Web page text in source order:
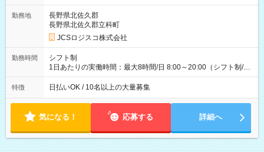
ど！ ・主要都市エリア 月収55万円／週5日稼働 月収65万~112
万円／週6日稼働 ・地方郊外エリア 月収40万円／週5日稼働 月
収40万円~50万円／週6日稼働 ＜モデルイメージ＞ ■月収50万
円 (27歳男性/江東区在住)※元建築関係 1日150個配達×25日勤務
(日休み) ■月収80万円(43歳男性/墨田区在住)※元営業 1日200個
勤務地
長野県北佐久郡
長野県北佐久郡立科町
JCSロジスコ株式会社
勤務時間
シフト制
1日あたりの実働時間：最大8時間/日 8:00～20:00（シフト制/実
働8時間） ※週5日勤務（場所次第では週4も有り） ※配達状況
によって時間外での勤務可能性有り ※案件により多少の前後あ
特徴 日払いOK / 10名以上の大量募集
気になる！ 応募する 詳細へ